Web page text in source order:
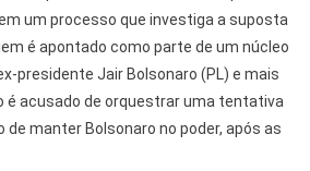
um processo que investiga a suposta
é apontado como parte de um núcleo
presidente Jair Bolsonaro (PL) e mais
é acusado de orquestrar uma tentativa
de manter Bolsonaro no poder, após as